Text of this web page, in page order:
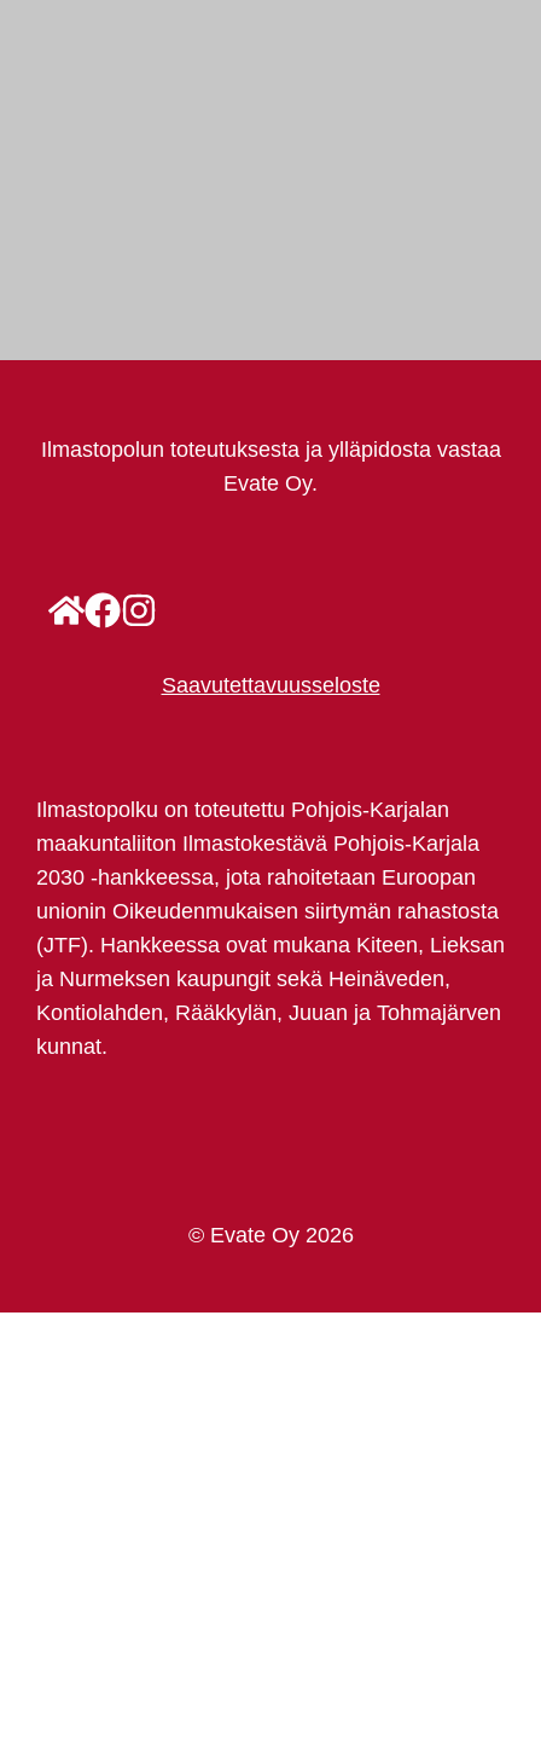
Ilmastopolun toteutuksesta ja ylläpidosta vastaa
Evate Oy.
Saavutettavuusseloste
Ilmastopolku on toteutettu Pohjois-Karjalan
maakuntaliiton Ilmastokestävä Pohjois-Karjala
2030 -hankkeessa, jota rahoitetaan Euroopan
unionin Oikeudenmukaisen siirtymän rahastosta
(JTF). Hankkeessa ovat mukana Kiteen, Lieksan
ja Nurmeksen kaupungit sekä Heinäveden,
Kontiolahden, Rääkkylän, Juuan ja Tohmajärven
kunnat.
© Evate Oy 2026